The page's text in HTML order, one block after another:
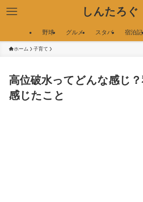
しんたろぐ
野球 グルメ スタバ 宿泊記
ホーム 子育て
高位破水ってどんな感じ
感じたこと